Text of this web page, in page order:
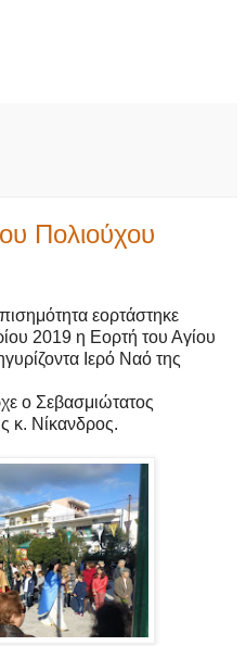
Πολιούχου
εορτάστηκε
2019 η Εορτή του Αγίου
Ιερό Ναό της
ο Σεβασμιώτατος
κ. Νίκανδρος.